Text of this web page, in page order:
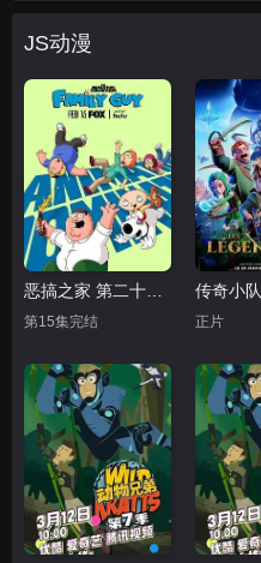
JS动漫
第15集完结
传奇小队
正片